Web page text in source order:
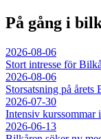
På gång i
2026-08-06
Stort intresse för
2026-08-06
Storsatsning på årets
2026-07-30
Intensiv kurssommar
2026-06-13